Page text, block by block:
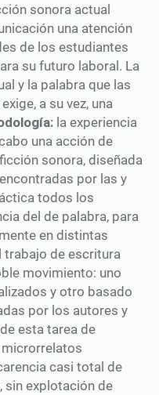
sonora actual
una atención
de los estudiantes
su futuro laboral. La
y la palabra que las
a su vez, una
la experiencia
una acción de
sonora, diseñada
por las y
todos los
del de palabra, para
en distintas
trabajo de escritura
movimiento: uno
y otro basado
por los autores y
esta tarea de
casi total de
sin explotación de